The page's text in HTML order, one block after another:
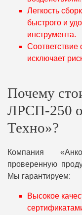
Легкость
быстрого и
инструмента.
Соответствие
исключает
Почему
ЛРСП-250
Техно»?
Компания
проверенную
Мы гарантируем:
Высокое